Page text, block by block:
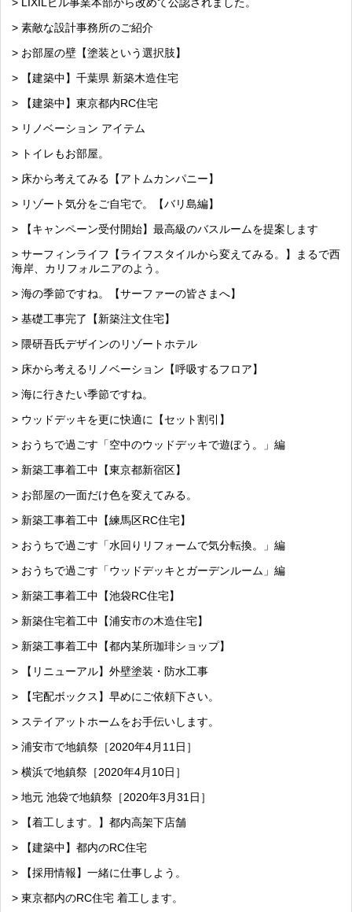
> 素敵な設計事務所のご紹介
> お部屋の壁【塗装という選択肢】
> 【建築中】千葉県 新築木造住宅
> 【建築中】東京都内RC住宅
> リノベーション アイテム
> トイレもお部屋。
> 床から考えてみる【アトムカンパニー】
> リゾート気分をご自宅で。【バリ島編】
> 【キャンペーン受付開始】最高級のバスルームを提案します
> サーフィンライフ【ライフスタイルから変えてみる。】まるで西
海岸、カリフォルニアのよう。
> 海の季節ですね。【サーファーの皆さまへ】
> 基礎工事完了【新築注文住宅】
> 隈研吾氏デザインのリゾートホテル
> 床から考えるリノベーション【呼吸するフロア】
> 海に行きたい季節ですね。
> ウッドデッキを更に快適に【セット割引】
> おうちで過ごす「空中のウッドデッキで遊ぼう。」編
> 新築工事着工中【東京都新宿区】
> お部屋の一面だけ色を変えてみる。
> 新築工事着工中【練馬区RC住宅】
> おうちで過ごす「水回りリフォームで気分転換。」編
> おうちで過ごす「ウッドデッキとガーデンルーム」編
> 新築工事着工中【池袋RC住宅】
> 新築住宅着工中【浦安市の木造住宅】
> 新築工事着工中【都内某所珈琲ショップ】
> 【リニューアル】外壁塗装・防水工事
> 【宅配ボックス】早めにご依頼下さい。
> ステイアットホームをお手伝いします。
> 浦安市で地鎮祭［2020年4月11日］
> 横浜で地鎮祭［2020年4月10日］
> 地元 池袋で地鎮祭［2020年3月31日］
> 【着工します。】都内高架下店舗
> 【建築中】都内のRC住宅
> 【採用情報】一緒に仕事しよう。
> 東京都内のRC住宅 着工します。